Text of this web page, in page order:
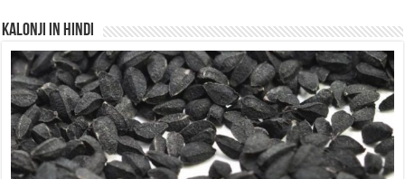
Kalonji In Hindi